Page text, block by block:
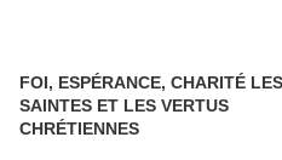
FOI, ESPÉRANCE, CHARITÉ LES
SAINTES ET LES VERTUS
CHRÉTIENNES